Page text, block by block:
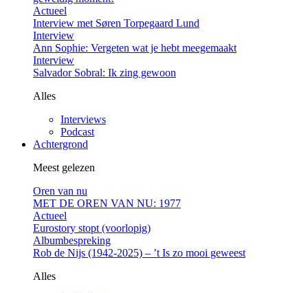
Actueel
Interview met Søren Torpegaard Lund
Interview
Ann Sophie: Vergeten wat je hebt meegemaakt
Interview
Salvador Sobral: Ik zing gewoon
Alles
Interviews
Podcast
Achtergrond
Meest gelezen
Oren van nu
MET DE OREN VAN NU: 1977
Actueel
Eurostory stopt (voorlopig)
Albumbespreking
Rob de Nijs (1942-2025) – ’t Is zo mooi geweest
Alles